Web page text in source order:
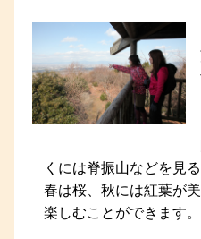
くには脊振山などを見
春は桜、秋には紅葉が
楽しむことができます。